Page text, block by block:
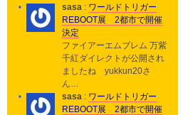
sasa : ワールドトリガー
REBOOT展 2都市で開催
決定
ファイアーエムブレム 万紫
千紅ダイレクトが公開され
ましたね yukkun20さ
ん…
sasa : ワールドトリガー
REBOOT展 2都市で開催